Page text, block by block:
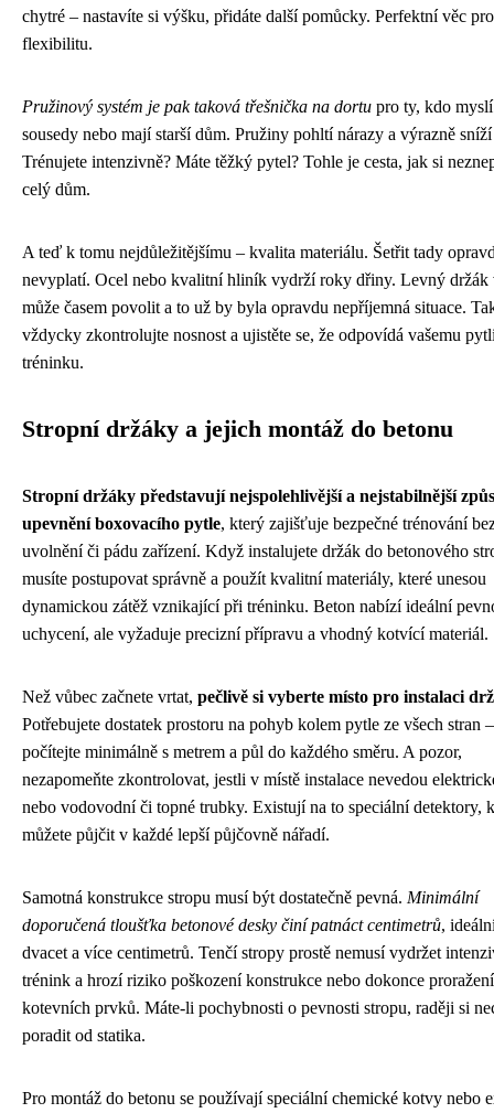
chytré – nastavíte si výšku, přidáte další pomůcky. Perfektní věc pro
flexibilitu.
Pružinový systém je pak taková třešnička na dortu pro ty, kdo
sousedy nebo mají starší dům. Pružiny pohltí nárazy a výrazně
Trénujete intenzivně? Máte těžký pytel? Tohle je cesta, jak si
celý dům.
A teď k tomu nejdůležitějšímu – kvalita materiálu. Šetřit tady
nevyplatí. Ocel nebo kvalitní hliník vydrží roky dřiny. Levný držák
může časem povolit a to už by byla opravdu nepříjemná situace.
vždycky zkontrolujte nosnost a ujistěte se, že odpovídá vašemu
tréninku.
Stropní držáky a jejich montáž do betonu
Stropní držáky představují nejspolehlivější a nejstabilnější
upevnění boxovacího pytle, který zajišťuje bezpečné trénování
uvolnění či pádu zařízení. Když instalujete držák do betonového
musíte postupovat správně a použít kvalitní materiály, které unesou
dynamickou zátěž vznikající při tréninku. Beton nabízí ideální
uchycení, ale vyžaduje precizní přípravu a vhodný kotvící materiál.
Než vůbec začnete vrtat, pečlivě si vyberte místo pro instalaci
Potřebujete dostatek prostoru na pohyb kolem pytle ze všech stran –
počítejte minimálně s metrem a půl do každého směru. A pozor,
nezapomeňte zkontrolovat, jestli v místě instalace nevedou
nebo vodovodní či topné trubky. Existují na to speciální detektory,
můžete půjčit v každé lepší půjčovně nářadí.
Samotná konstrukce stropu musí být dostatečně pevná. Minimální
doporučená tloušťka betonové desky činí patnáct centimetrů,
dvacet a více centimetrů. Tenčí stropy prostě nemusí vydržet
trénink a hrozí riziko poškození konstrukce nebo dokonce proražení
kotevních prvků. Máte-li pochybnosti o pevnosti stropu, raději si
poradit od statika.
Pro montáž do betonu se používají speciální chemické kotvy nebo